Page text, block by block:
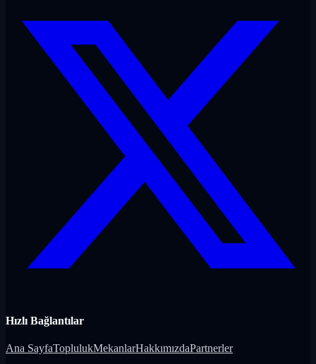
Hızlı Bağlantılar
Ana SayfaToplulukMekanlarHakkımızdaPartnerler